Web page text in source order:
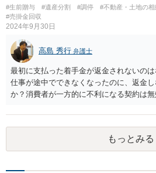
#生前贈与 #遺産分割 #調停 #不動産・土地の相
#売掛金回収
2024年9月30日
高島 秀行 弁護士
最初に支払った着手金が返金されないの
仕事が途中でできなくなったのに、返金
か？消費者が一方的に不利になる契約
務があると思います。 倒れた弁護士が
れた方がよいと思います。 倒れた弁護
すが、 判断能力があり、復代理を倒れ
選任したのか 即ち、復代理人の選任は
もっとみる